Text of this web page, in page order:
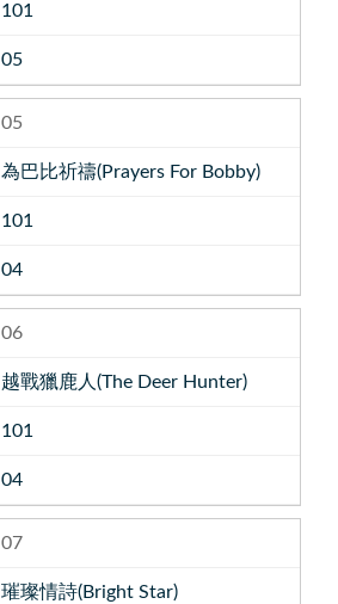
101
05
05
為巴比祈禱(Prayers For Bobby)
101
04
06
越戰獵鹿人(The Deer Hunter)
101
04
07
璀璨情詩(Bright Star)